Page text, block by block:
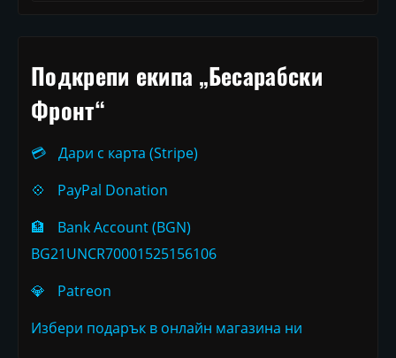
Подкрепи екипа „Бесарабски
Фронт“
💳
Дари с карта (Stripe)
💠
PayPal Donation
🏦
Bank Account (BGN)
BG21UNCR70001525156106
💎
Patreon
Избери подарък в онлайн магазина ни